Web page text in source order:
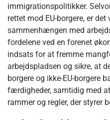
immigrationspolitikker.
rettet mod EU-borgere, er
sammenhængen med
fordelene ved en forenet
indsats for at fremme
arbejdspladsen og sikre, at
borgere og ikke-EU-borgere
færdigheder, samtidig med
rammer og regler, der styrer